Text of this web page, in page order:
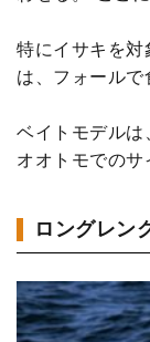
特にイサキを
は、フォールで
ベイトモデルは
オオトモでのサ
ロングレン